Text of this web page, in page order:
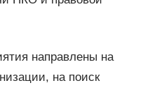
направлены на
на поиск